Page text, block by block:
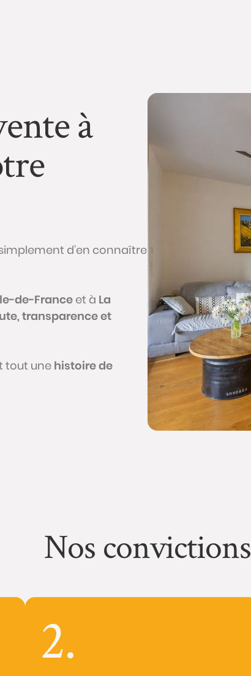
à
d’en connaître
de-France et à La
transparence et
tout une histoire de
Nos convictions
2.